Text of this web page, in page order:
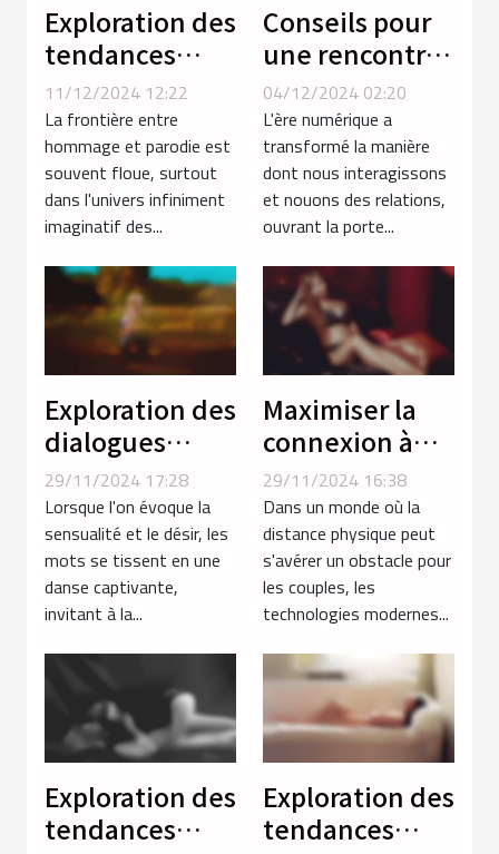
Exploration des
tendances
actuelles dans
les parodies
hentai de
séries animées
11/12/2024 12:22
La frontière entre
hommage et parodie est
souvent floue, surtout
dans l'univers infiniment
imaginatif des...
Conseils pour
une rencontre
sécurisée et
agréable en
ligne
04/12/2024 02:20
L'ère numérique a
transformé la manière
dont nous interagissons
et nouons des relations,
ouvrant la porte...
Exploration des
dialogues
érotiques avec
des femmes du
Maghreb
29/11/2024 17:28
Lorsque l'on évoque la
sensualité et le désir, les
mots se tissent en une
danse captivante,
invitant à la...
Maximiser la
connexion à
distance avec
des jouets
connectés
pour couples
29/11/2024 16:38
Dans un monde où la
distance physique peut
s'avérer un obstacle pour
les couples, les
technologies modernes...
Exploration des
tendances
Exploration des
tendances